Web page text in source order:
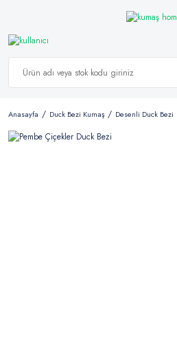
Anasayfa Duck Bezi Kumaş Desenli Duck Bezi